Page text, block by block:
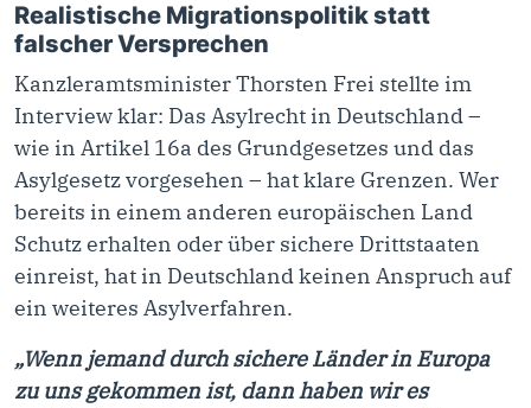
Realistische Migrationspolitik statt
falscher Versprechen
Kanzleramtsminister Thorsten Frei stellte im
Interview klar: Das Asylrecht in Deutschland –
wie in Artikel 16a des Grundgesetzes und das
Asylgesetz vorgesehen – hat klare Grenzen. Wer
bereits in einem anderen europäischen Land
Schutz erhalten oder über sichere Drittstaaten
einreist, hat in Deutschland keinen Anspruch auf
ein weiteres Asylverfahren.
„Wenn jemand durch sichere Länder in Europa
zu uns gekommen ist, dann haben wir es